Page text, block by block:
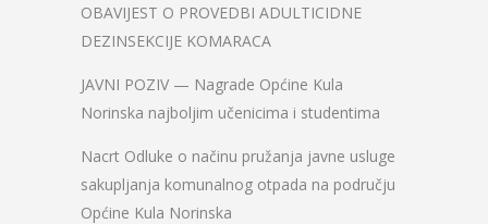
OBAVIJEST O PROVEDBI ADULTICIDNE
DEZINSEKCIJE KOMARACA
JAVNI POZIV — Nagrade Općine Kula
Norinska najboljim učenicima i studentima
Nacrt Odluke o načinu pružanja javne usluge
sakupljanja komunalnog otpada na području
Općine Kula Norinska